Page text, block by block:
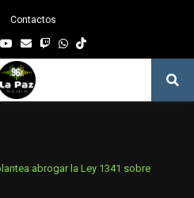
Contactos
Youtube
EmailTwitchWhatsapp
abrogar la Ley 1341 sobre